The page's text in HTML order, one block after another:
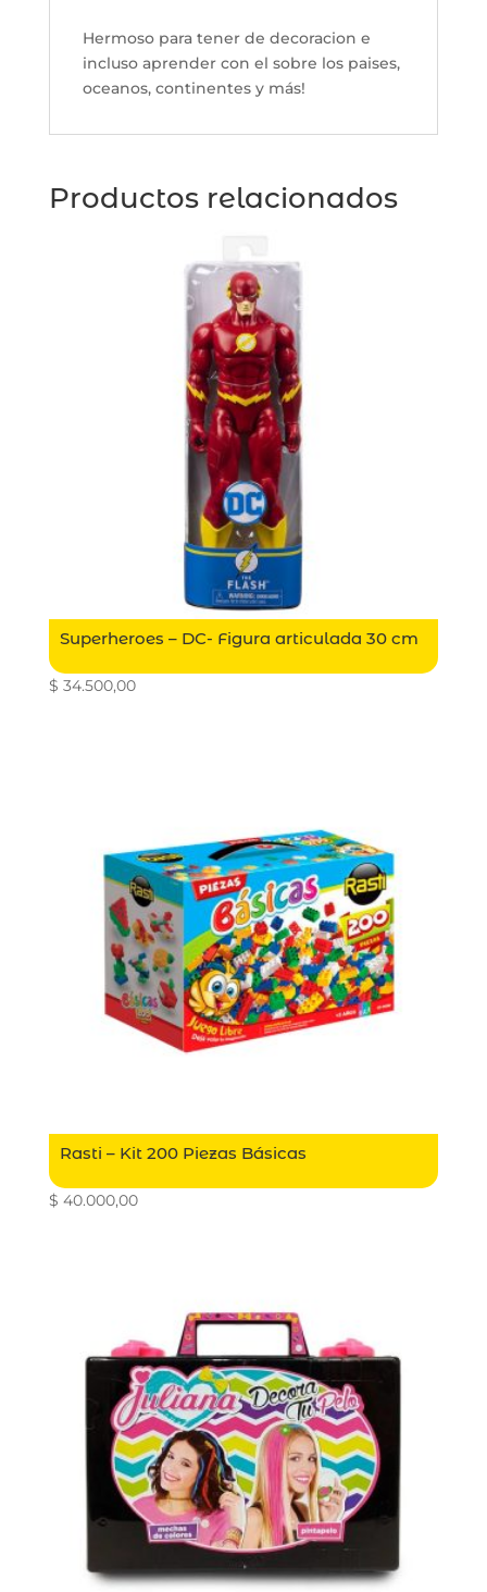
Hermoso para tener de decoracion e
incluso aprender con el sobre los paises,
oceanos, continentes y más!
Productos relacionados
Superheroes – DC- Figura articulada 30 cm
$ 34.500,00
Rasti – Kit 200 Piezas Básicas
$ 40.000,00